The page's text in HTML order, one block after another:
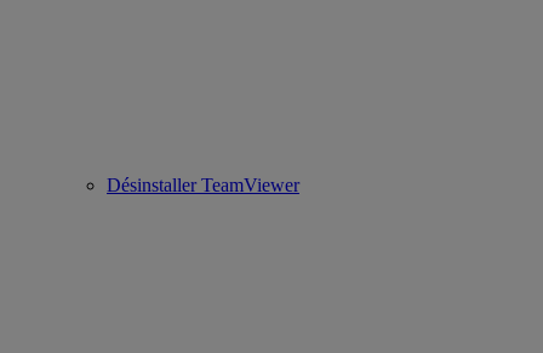
Désinstaller TeamViewer